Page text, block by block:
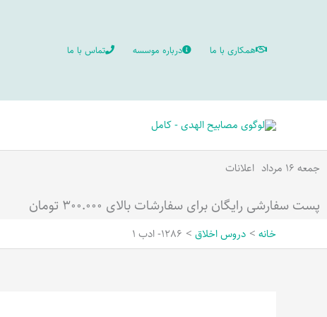
همکاری با ما درباره موسسه تماس با ما
جمعه ۱۶ مرداد اعلانات
پست سفارشی رایگان برای سفارشات بالای ۳۰۰.۰۰۰ تومان
خانه دروس اخلاق 1286- ادب 1